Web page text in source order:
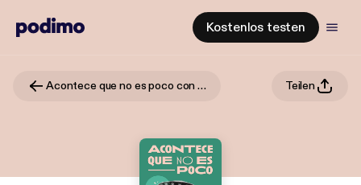
Kostenlos testen
Acontece que no es poco con Nieves Concostrina Teilen